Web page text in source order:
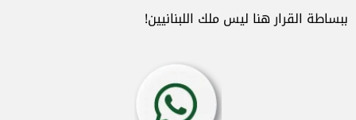
ببساطة القرار هنا ليس ملك اللبنانيين!